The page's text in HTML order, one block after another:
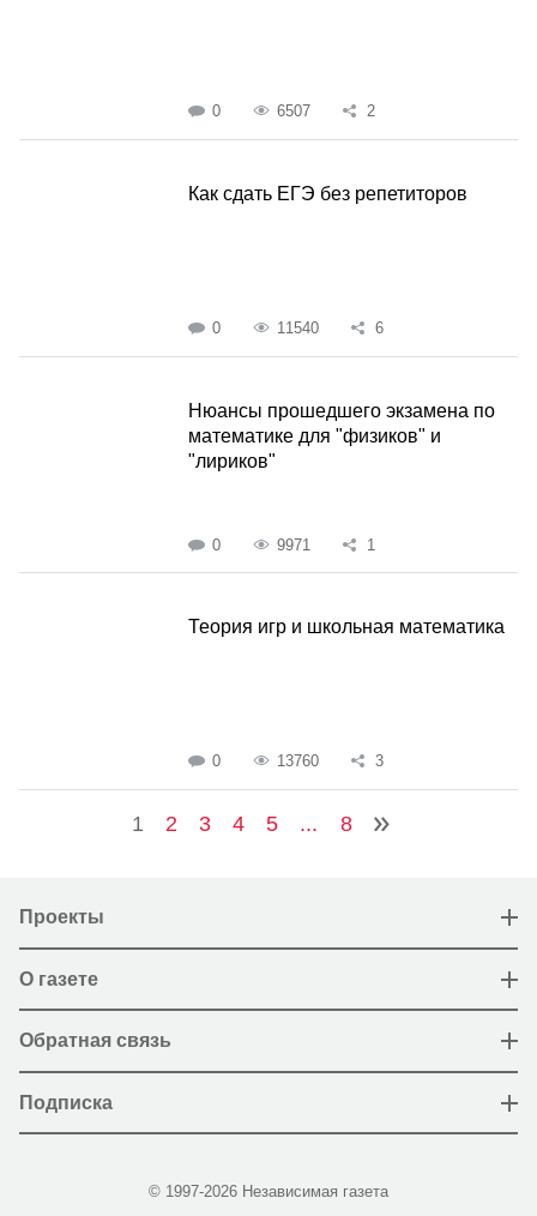
0 6507 2
Как сдать ЕГЭ без репетиторов
0 11540 6
Нюансы прошедшего экзамена по
математике для "физиков" и
"лириков"
0 9971 1
Теория игр и школьная математика
0 13760 3
1 2 3 4 5 ... 8
Проекты
О газете
Обратная связь
Подписка
© 1997-2026 Независимая газета